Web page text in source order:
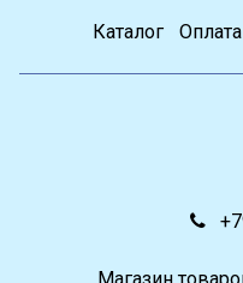
Каталог Оплата